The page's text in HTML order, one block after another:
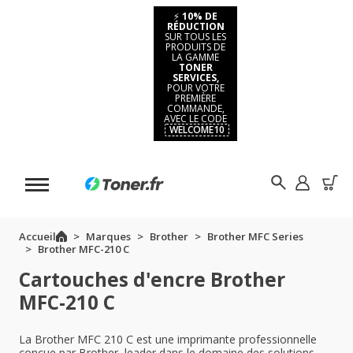
⚡ 10% DE
RÉDUCTION
SUR TOUS LES
PRODUITS DE
LA GAMME
TONER
SERVICES,
POUR VOTRE
PREMIÈRE
COMMANDE,
AVEC LE CODE
WELCOME10
Accueil Marques Brother
Brother MFC Series
Brother MFC-210 C
Cartouches d'encre Brother
MFC-210 C
La Brother MFC 210 C est une imprimante professionnelle